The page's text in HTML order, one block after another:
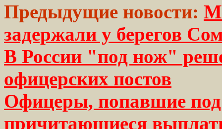
Предыдущие новости:
задержали у берегов
В России "под нож"
офицерских постов
Офицеры, попавшие под
причитающиеся